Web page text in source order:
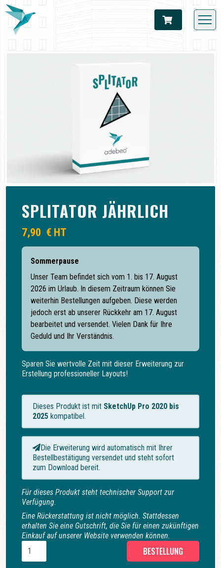
SPLITATOR JÄHRLICH
7,90 € HT
Sommerpause
Unser Team befindet sich vom 1. bis 17. August
2026 im Urlaub. In diesem Zeitraum können Sie
weiterhin Bestellungen aufgeben. Diese werden
jedoch erst ab unserer Rückkehr am 17. August
bearbeitet und versendet. Vielen Dank für Ihre
Geduld und Ihr Verständnis.
Sparen Sie wertvolle Zeit mit dieser Erweiterung zur
Erstellung professioneller Layouts!
Dieses Produkt ist mit SketchUp Pro 2020 bis
2025 kompatibel.
Die Erweiterung wird automatisch mit Ihrer
Bestellbestätigung versendet und steht sofort
zum Download bereit.
Für dieses Produkt steht technischer Support zur
Verfügung.
Eine Rückerstattung ist nicht möglich. Stattdessen
erhalten Sie eine Gutschrift, die Sie für einen zukünftigen
Einkauf auf unserer Website verwenden können.
BESTELLUNG